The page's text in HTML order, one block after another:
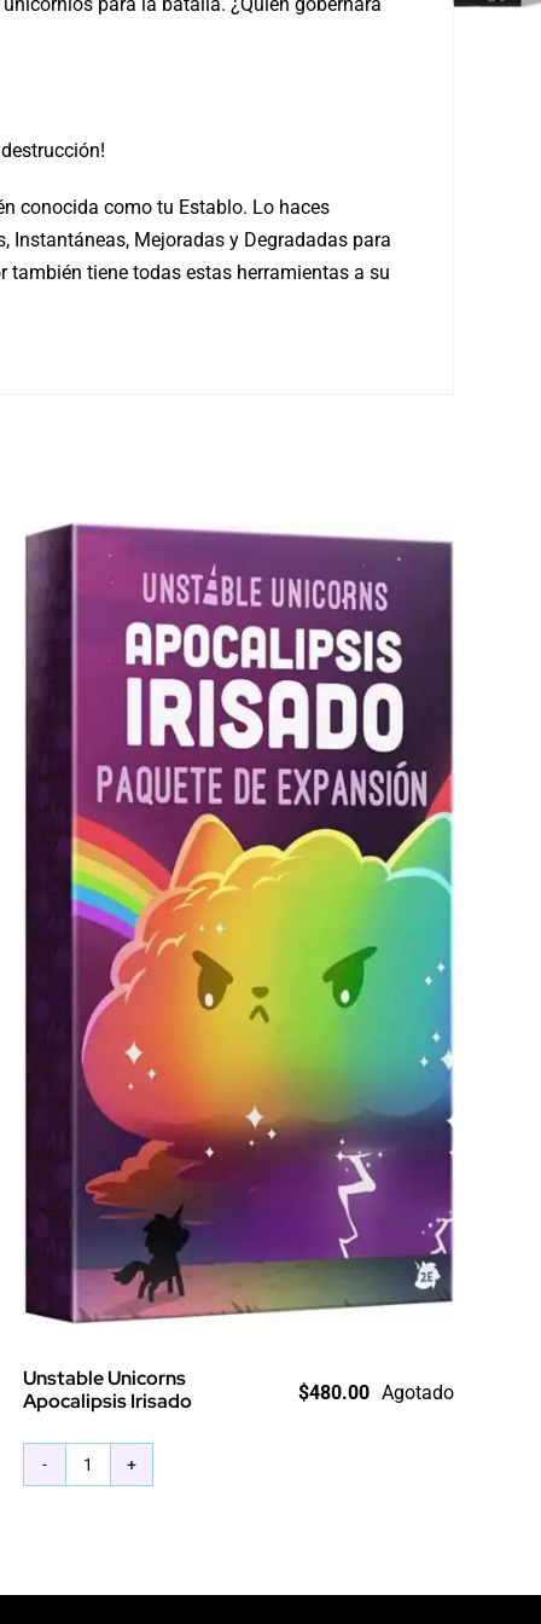
conocida como tu Establo. Lo haces
Instantáneas, Mejoradas y Degradadas para
también tiene todas estas herramientas a su
Unstable Unicorns
Apocalipsis Irisado
$480.00 Agotado
Unstable